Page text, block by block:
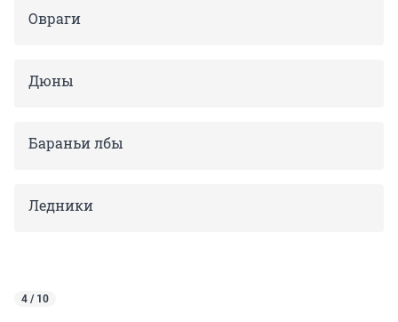
Овраги
Дюны
Бараньи лбы
Ледники
4 / 10